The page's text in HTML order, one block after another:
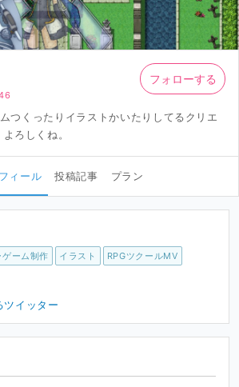
つくったりイラストかいたりしてるクリエ
ろしくね。
フォローする
ィール 投稿記事 プラン
ゲーム制作 イラスト RPGツクールMV
ツイッター